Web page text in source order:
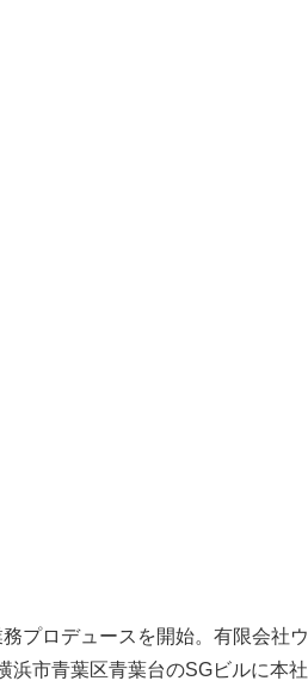
プロデュースを開始。有限会社
市青葉区青葉台のSGビルに本